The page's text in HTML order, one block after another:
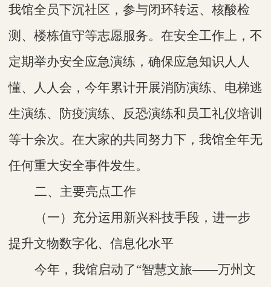
我馆全员下沉社区，参与闭环转运、核酸检
测、楼栋值守等志愿服务。在安全工作上，不
定期举办安全应急演练，确保应急知识人人
懂、人人会，今年累计开展消防演练、电梯逃
生演练、防疫演练、反恐演练和员工礼仪培训
等十余次。在大家的共同努力下，我馆全年无
任何重大安全事件发生。
二、主要亮点工作
（一）充分运用新兴科技手段，进一步
提升文物数字化、信息化水平
今年，我馆启动了“智慧文旅——万州文